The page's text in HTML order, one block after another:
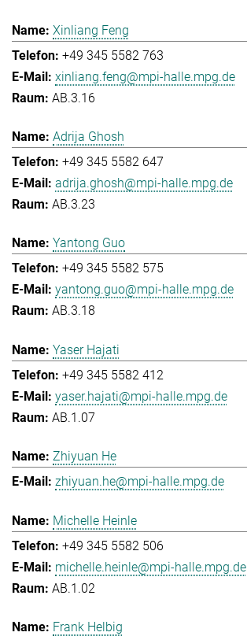
Xinliang Feng
+49 345 5582 763
xinliang.feng@mpi-halle.mpg.de
AB.3.16
Adrija Ghosh
+49 345 5582 647
adrija.ghosh@mpi-halle.mpg.de
AB.3.23
Yantong Guo
+49 345 5582 575
yantong.guo@mpi-halle.mpg.de
AB.3.18
Yaser Hajati
+49 345 5582 412
yaser.hajati@mpi-halle.mpg.de
AB.1.07
Zhiyuan He
zhiyuan.he@mpi-halle.mpg.de
Michelle Heinle
+49 345 5582 506
michelle.heinle@mpi-halle.mpg.de
AB.1.02
Frank Helbig